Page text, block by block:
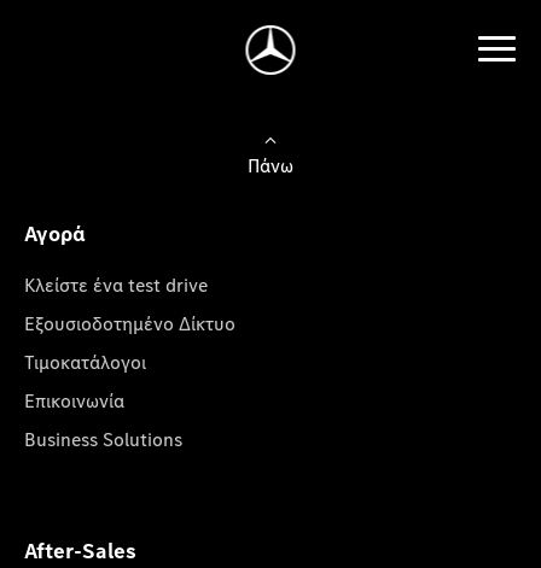
Πάνω
Αγορά
Κλείστε ένα test drive
Εξουσιοδοτημένο Δίκτυο
Τιμοκατάλογοι
Επικοινωνία
Business Solutions
After-Sales